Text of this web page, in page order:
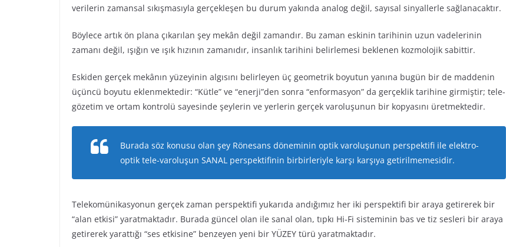
verilerin zamansal sıkışmasıyla gerçekleşen bu durum yakında analog değil, sayısal sinyallerle sağlanacaktır.
Böylece artık ön plana çıkarılan şey mekân değil zamandır. Bu zaman eskinin tarihinin uzun vadelerinin
zamanı değil, ışığın ve ışık hızının zamanıdır, insanlık tarihini belirlemesi beklenen kozmolojik sabittir.
Eskiden gerçek mekânın yüzeyinin algısını belirleyen üç geometrik boyutun yanına bugün bir de maddenin
üçüncü boyutu eklenmektedir: “Kütle” ve “enerji”den sonra “enformasyon” da gerçeklik tarihine girmiştir; tele-
gözetim ve ortam kontrolü sayesinde şeylerin ve yerlerin gerçek varoluşunun bir kopyasını üretmektedir.
Burada söz konusu olan şey Rönesans döneminin optik varoluşunun perspektifi ile elektro-
optik tele-varoluşun SANAL perspektifinin birbirleriyle karşı karşıya getirilmemesidir.
Telekomünikasyonun gerçek zaman perspektifi yukarıda andığımız her iki perspektifi bir araya getirerek bir
“alan etkisi” yaratmaktadır. Burada güncel olan ile sanal olan, tıpkı Hi-Fi sisteminin bas ve tiz sesleri bir araya
getirerek yarattığı “ses etkisine” benzeyen yeni bir YÜZEY türü yaratmaktadır.